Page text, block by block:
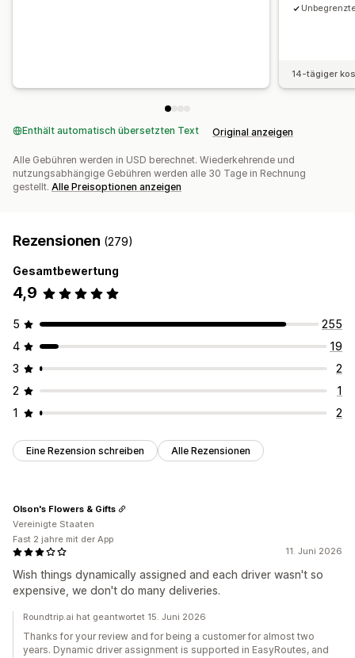
14-tägiger
Enthält automatisch übersetzten Text Original anzeigen
Alle Gebühren werden in USD berechnet. Wiederkehrende und
nutzungsabhängige Gebühren werden alle 30 Tage in Rechnung
gestellt. Alle Preisoptionen anzeigen
Rezensionen (279)
Gesamtbewertung
4,9
5
255
4
19
3
2
2
1
1
2
Eine Rezension schreiben Alle Rezensionen
11. Juni 2026
Wish things dynamically assigned and each driver wasn't so
expensive, we don't do many deliveries.
Olson's Flowers & Gifts
Vereinigte Staaten
Fast 2 jahre mit der App
Roundtrip.ai hat geantwortet 15. Juni 2026
Thanks for your review and for being a customer for almost two
years. Dynamic driver assignment is supported in EasyRoutes, and